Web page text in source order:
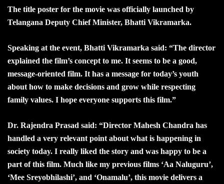
The title poster for the movie was officially launched by
Telangana Deputy Chief Minister, Bhatti Vikramarka.
Speaking at the event, Bhatti Vikramarka said: “The director
explained the film’s concept to me. It seems to be a good,
message-oriented film. It has a message for today’s youth
about how to make decisions and grow while respecting
family values. I hope everyone supports this film.”
Dr. Rajendra Prasad said: “Director Mahesh Chandra has
handled a very relevant point about what is happening in
society today. I really liked the story and was happy to be a
part of this film. Much like my previous films ‘Aa Naluguru’,
‘Mee Sreyobhilashi’, and ‘Onamalu’, this movie delivers a